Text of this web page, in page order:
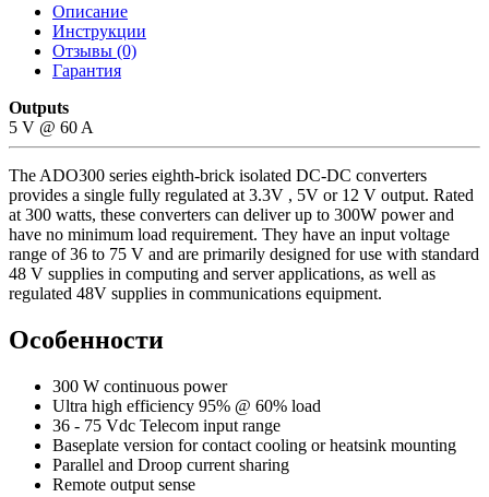
Описание
Инструкции
Отзывы (0)
Гарантия
Outputs
5 V @ 60 A
The ADO300 series eighth-brick isolated DC-DC converters
provides a single fully regulated at 3.3V , 5V or 12 V output. Rated
at 300 watts, these converters can deliver up to 300W power and
have no minimum load requirement. They have an input voltage
range of 36 to 75 V and are primarily designed for use with standard
48 V supplies in computing and server applications, as well as
regulated 48V supplies in communications equipment.
Особенности
300 W continuous power
Ultra high efficiency 95% @ 60% load
36 - 75 Vdc Telecom input range
Baseplate version for contact cooling or heatsink mounting
Parallel and Droop current sharing
Remote output sense